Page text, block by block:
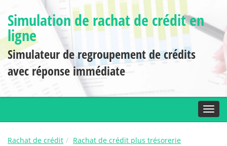
Simulation de rachat de crédit en
ligne
Simulateur de regroupement de crédits
avec réponse immédiate
Rachat de crédit
Rachat de crédit plus trésorerie